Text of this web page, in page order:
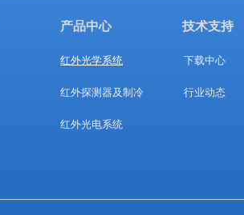
红外光学系统
红外探测器及制冷
红外光电系统
产品中心
下载中心
行业动态
技术支持